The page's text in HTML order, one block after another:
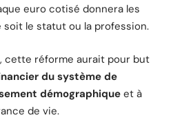
euro cotisé donnera les
soit le statut ou la profession.
cette réforme aurait pour but
du système de
démographique et à
de vie.